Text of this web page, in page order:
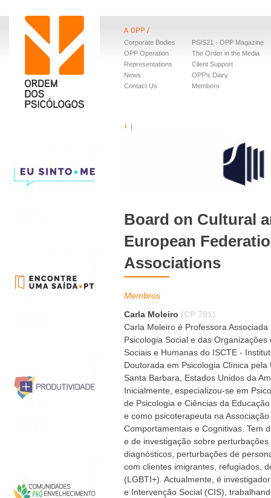
Corporate Bodies
OPP Operation
Representations
News
Contact Us
PSIS21 - OPP Magazine
The Order in the Media
Client Support
OPP's Diary
Members
1
Board on Cultural
European
Associations
Membros
Carla Moleiro (CP 781)
Carla Moleiro é Professora
Psicologia Social e das
Sociais e Humanas do ISCTE -
Doutorada em Psicologia Clínica pela
Santa Barbara, Estados Unidos da
Inicialmente, especializou-se em
de Psicologia e Ciências da
e como psicoterapeuta na
Comportamentais e Cognitivas. Tem
e de investigação sobre
diagnósticos, perturbações de
com clientes imigrantes, refugiados,
(LGBTI+). Actualmente, é
e Intervenção Social (CIS),